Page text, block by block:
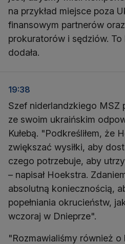
na przykład miejsce poza
finansowym partnerów
prokuratorów i sędziów. To
dodała.
19:38
Szef niderlandzkiego MSZ
ze swoim ukraińskim
Kułebą. "Podkreśliłem, że
zwiększać wysiłki, aby
czego potrzebuje, aby
– napisał Hoekstra.
absolutną koniecznością,
popełniania okrucieństw,
wczoraj w Dnieprze".
"Rozmawialiśmy również o